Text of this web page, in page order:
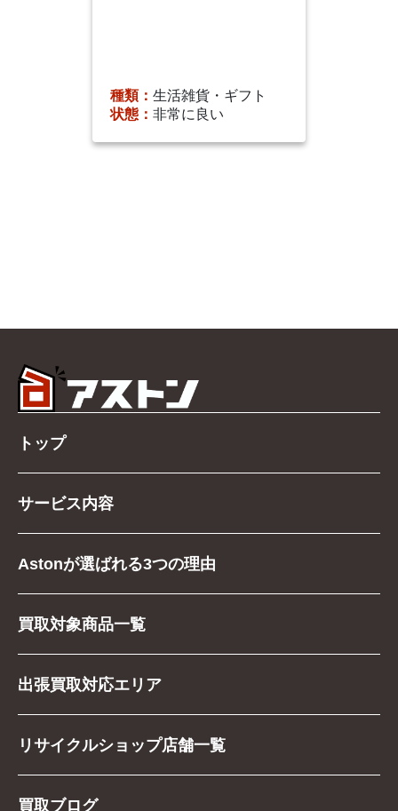
種類： 生活雑貨・ギフト
状態： 非常に良い
トップ
サービス内容
Astonが選ばれる3つの理由
買取対象商品一覧
出張買取対応エリア
リサイクルショップ店舗一覧
買取ブログ